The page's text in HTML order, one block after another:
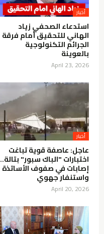
استدعاء الصحفي زياد
الهاني للتحقيق أمام فرقة
الجرائم التكنولوجية
بالعوينة
April 23, 2026
عاجل: عاصفة قوية تباغت
اختبارات "الباك سبور" بتالة..
إصابات في صفوف الأساتذة
واستنفار جهوي
April 20, 2026